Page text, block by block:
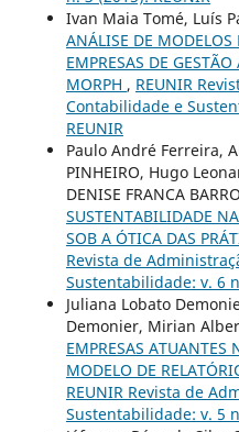
Ivan Maia Tomé, Luís
ANÁLISE DE MODELOS
EMPRESAS DE
MORPH , REUNIR
Contabilidade e
REUNIR
Paulo André Ferreira,
PINHEIRO, Hugo
DENISE FRANCA
SUSTENTABILIDADE
SOB A ÓTICA DAS
Revista de
Sustentabilidade: v. 6
Juliana Lobato
Demonier, Mirian
EMPRESAS ATUANTES
MODELO DE
REUNIR Revista de
Sustentabilidade: v. 5